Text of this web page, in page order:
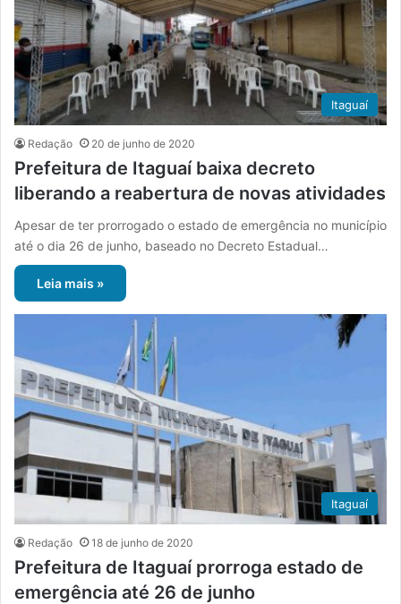
Itaguaí
Redação 20 de junho de 2020
Prefeitura de Itaguaí baixa decreto
liberando a reabertura de novas atividades
Apesar de ter prorrogado o estado de emergência no município
até o dia 26 de junho, baseado no Decreto Estadual…
Leia mais »
Itaguaí
Redação 18 de junho de 2020
Prefeitura de Itaguaí prorroga estado de
emergência até 26 de junho